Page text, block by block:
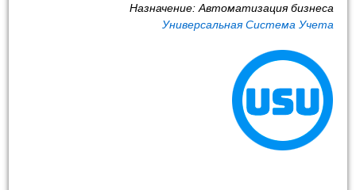
Назначение: Автоматизация бизнеса
Универсальная Система Учета